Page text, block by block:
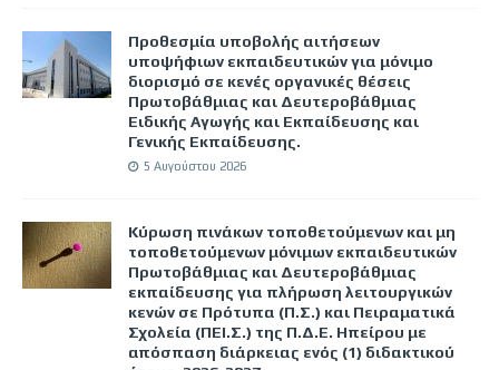
Προθεσμία υποβολής αιτήσεων
υποψήφιων εκπαιδευτικών για μόνιμο
διορισμό σε κενές οργανικές θέσεις
Πρωτοβάθμιας και Δευτεροβάθμιας
Ειδικής Αγωγής και Εκπαίδευσης και
Γενικής Εκπαίδευσης.
5 Αυγούστου 2026
Κύρωση πινάκων τοποθετούμενων και μη
τοποθετούμενων μόνιμων εκπαιδευτικών
Πρωτοβάθμιας και Δευτεροβάθμιας
εκπαίδευσης για πλήρωση λειτουργικών
κενών σε Πρότυπα (Π.Σ.) και Πειραματικά
Σχολεία (ΠΕΙ.Σ.) της Π.Δ.Ε. Ηπείρου με
απόσπαση διάρκειας ενός (1) διδακτικού